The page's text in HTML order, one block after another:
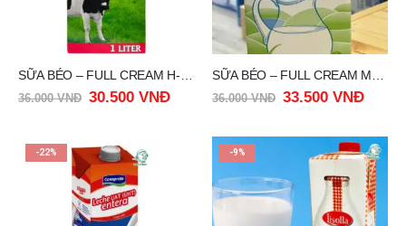
SỮA BÉO – FULL CREAM H-VOLLMILCH MLEKOVITA 3.5% FAT 1 LIT
36.000VNĐ 30.500 VNĐ
SỮA BÉO – FULL CREAM MLEKO ZAMBROWSKIE 3.5% FAT 1 LIT
36.000VNĐ 33.500 VNĐ
-22% -9%